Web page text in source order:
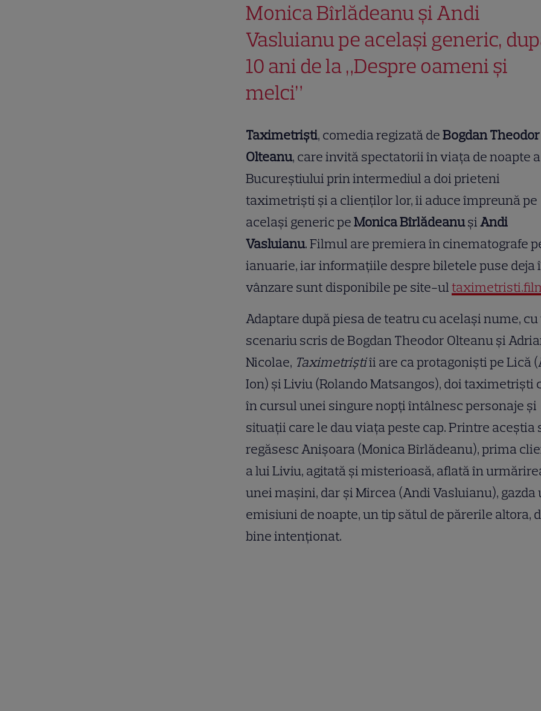
Monica Bîrlădeanu și Andi
Vasluianu pe același generic,
10 ani de la „Despre oameni și
melci”
Taximetriști, comedia regizată deBogdan Theodor
Olteanu, care invită spectatorii în viața de noapte a
Bucureștiului prin intermediul a doi prieteni
taximetriști și a clienților lor, îi aduce împreună pe
același generic peMonica BîrlădeanușiAndi
Vasluianu. Filmul are premiera în cinematografe
ianuarie, iar informațiile despre biletele puse deja
vânzare sunt disponibile pe site-ul
Adaptare după piesa de teatru cu același nume,
scenariu scris de Bogdan Theodor Olteanu și
Nicolae, Taximetriștiîi are ca protagoniști pe Lică
Ion) și Liviu (Rolando Matsangos), doi taximetriști
în cursul unei singure nopţi întâlnesc personaje și
situații care le dau viața peste cap. Printre aceștia
regăsesc Anișoara (Monica Bîrlădeanu), prima
a lui Liviu, agitată și misterioasă, aflată în
unei mașini, dar și Mircea (Andi Vasluianu), gazda
emisiuni de noapte, un tip sătul de părerile altora,
bine intenționat.